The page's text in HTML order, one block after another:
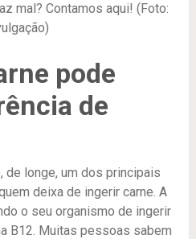
mal? Contamos aqui! (Foto:
pode
de
de longe, um dos principais
deixa de ingerir carne. A
o seu organismo de ingerir
B12. Muitas pessoas sabem